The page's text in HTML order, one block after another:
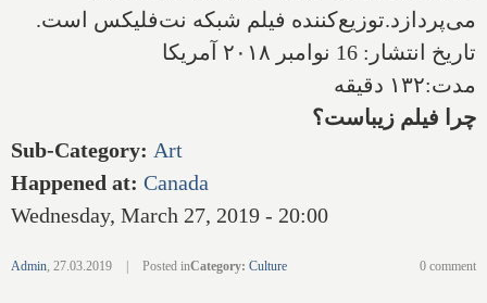
می‌پردازد.توزیع‌کننده فیلم شبکه نت‌فلیکس است.
تاریخ انتشار: 16 نوامبر ۲۰۱۸ آمریکا
مدت:۱۳۲ دقیقه
چرا فیلم زیباست؟
Sub-Category: Art
Happened at: Canada
Wednesday, March 27, 2019 - 20:00
Admin, 27.03.2019 | Posted inCategory: Culture 0 comment